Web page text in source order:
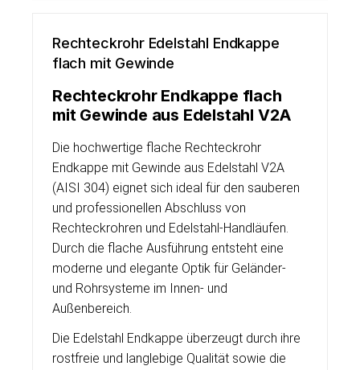
Rechteckrohr Edelstahl Endkappe
flach mit Gewinde
Rechteckrohr Endkappe flach
mit Gewinde aus Edelstahl V2A
Die hochwertige flache Rechteckrohr
Endkappe mit Gewinde aus Edelstahl V2A
(AISI 304) eignet sich ideal für den sauberen
und professionellen Abschluss von
Rechteckrohren und Edelstahl-Handläufen.
Durch die flache Ausführung entsteht eine
moderne und elegante Optik für Geländer-
und Rohrsysteme im Innen- und
Außenbereich.
Die Edelstahl Endkappe überzeugt durch ihre
rostfreie und langlebige Qualität sowie die